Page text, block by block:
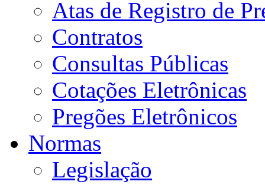
Atas de Registro de
Contratos
Consultas Públicas
Cotações Eletrônicas
Pregões Eletrônicos
Normas
Legislação